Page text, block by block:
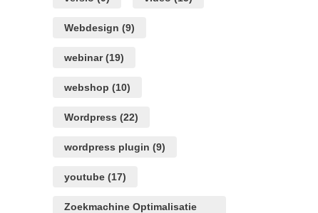
Webdesign (9)
webinar(19)
webshop (10)
Wordpress (22)
wordpress plugin (9)
youtube (17)
Zoekmachine Optimalisatie